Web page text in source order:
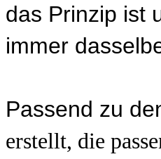
das Prinzip ist
immer
Passend zu
erstellt, die